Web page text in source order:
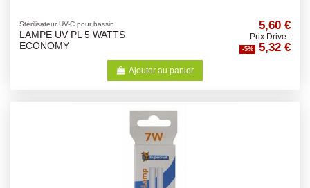
Stérilisateur UV-C pour bassin
LAMPE UV PL 5 WATTS
ECONOMY
5,60 €
Prix Drive :
-5% 5,32 €
Ajouter au panier